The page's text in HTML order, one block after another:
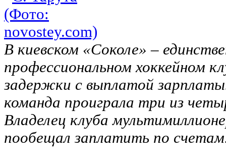
В киевском «Соколе» –
профессиональном хоккейном
задержки с выплатой
команда проиграла три из
Владелец клуба
пообещал заплатить по